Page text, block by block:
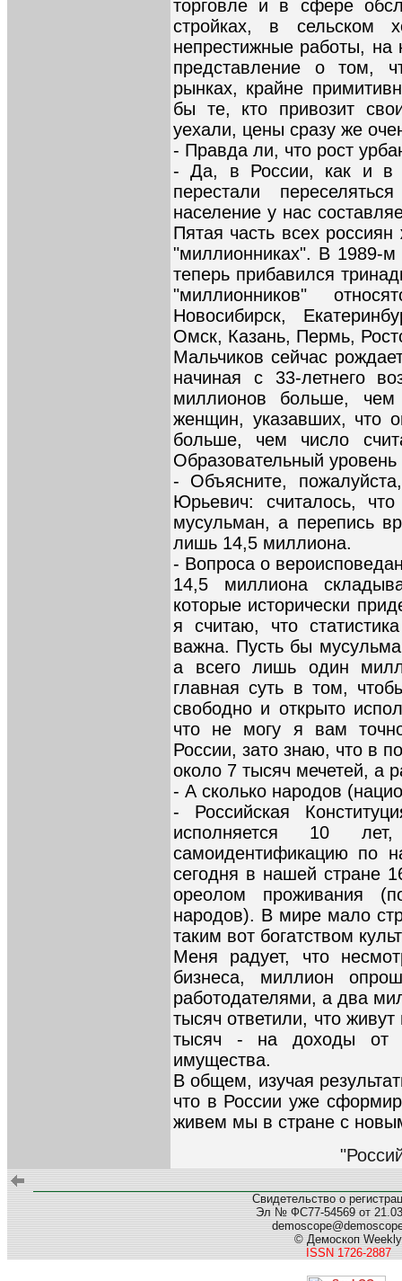
торговле и в сфере
стройках, в сельском
непрестижные работы, на
представление о том,
рынках, крайне
бы те, кто привозит
уехали, цены сразу же
- Правда ли, что рост
- Да, в России, как и в
перестали
население у нас
Пятая часть всех
"миллионниках". В 1989-м
теперь прибавился
"миллионников"
Новосибирск,
Омск, Казань, Пермь,
Мальчиков сейчас
начиная с 33-летнего
миллионов больше,
женщин, указавших, что
больше, чем число
Образовательный
- Объясните,
Юрьевич: считалось,
мусульман, а перепись
лишь 14,5 миллиона.
- Вопроса о
14,5 миллиона
которые исторически
я считаю, что
важна. Пусть бы
а всего лишь один
главная суть в том,
свободно и открыто
что не могу я вам
России, зато знаю, что в
около 7 тысяч мечетей, а
- А сколько народов
- Российская
исполняется 10
самоидентификацию по
сегодня в нашей стране
ореолом проживания
народов). В мире мало
таким вот богатством
Меня радует, что
бизнеса, миллион
работодателями, а два
тысяч ответили, что
тысяч - на доходы от
имущества.
В общем, изучая
что в России уже
живем мы в стране с
Свидетельство о
Эл № ФС77-54569 от
© Демоскоп Weekly
ISSN 1726-2887